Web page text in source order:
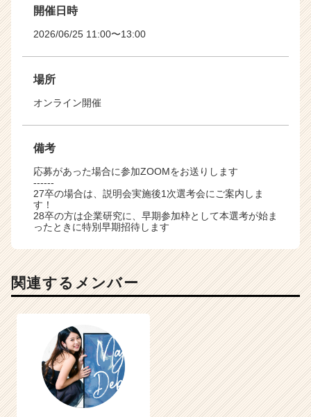
開催日時
2026/06/25 11:00〜13:00
場所
オンライン開催
備考
応募があった場合に参加ZOOMをお送りします
------
27卒の場合は、説明会実施後1次選考会にご案内しま
す！
28卒の方は企業研究に、早期参加枠として本選考が始ま
ったときに特別早期招待します
関連するメンバー